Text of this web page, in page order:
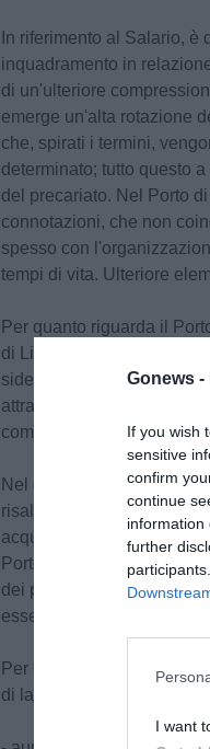
Gonews -
If you wish
sensitive
confirm
continue
information
further
I want
In riferimento al Salario, è
inquadramento in
di un'ulteriore
emerge un'alta rotazione
che, spirati i termini,
determinato; tutto questo
del precariato. Nel Porto
connotazioni, che non
spesso con
tempi di vita. Ulteriore
Per quanto riguarda il
di Livorno, soffre delle
siderurgica. Seppur con
attraversando una fase
composizione nella logica
Nel dibattito con i
risalto, l'inflazione ha
acquisto a livelli non
Porto ha mostrato la
dei porti nazionali,
essere attribuita al lavoro.
Per quanto esposto, allo
di lavoro chiediamo quanto